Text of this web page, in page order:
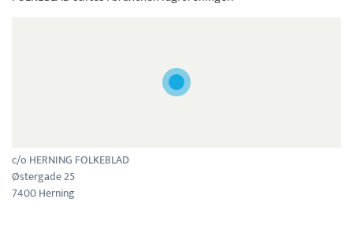
c/o HERNING FOLKEBLAD
Østergade 25
7400 Herning